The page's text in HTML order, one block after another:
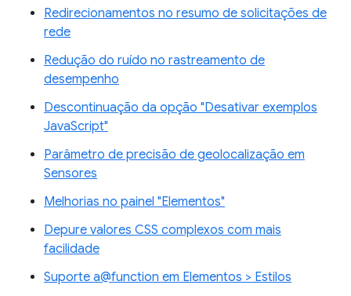
Redirecionamentos no resumo de solicitações de
rede
Redução do ruído no rastreamento de
desempenho
Descontinuação da opção "Desativar exemplos
JavaScript"
Parâmetro de precisão de geolocalização em
Sensores
Melhorias no painel "Elementos"
Depure valores CSS complexos com mais
facilidade
Suporte a@function em Elementos > Estilos